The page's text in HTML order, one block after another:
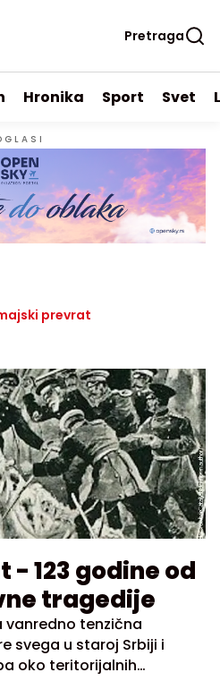
Pretraga
Hronika Sport Svet
prevrat
123 godine od
tragedije
vanredno tenzična
svega u staroj Srbiji i
oko teritorijalnih
prodora